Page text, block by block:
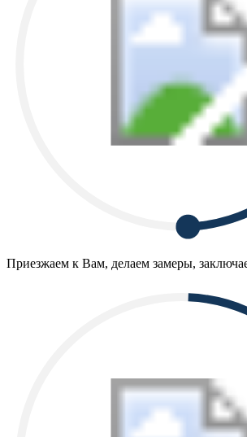
Приезжаем к Вам, делаем замеры,